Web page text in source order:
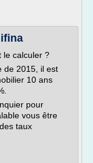
le calculer ?
de 2015, il est
10 ans
pour
vous être
taux